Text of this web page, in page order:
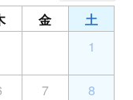
金
土
1
7 8